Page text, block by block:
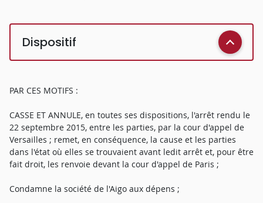
Dispositif
PAR CES MOTIFS :
CASSE ET ANNULE, en toutes ses dispositions, l'arrêt rendu le
22 septembre 2015, entre les parties, par la cour d'appel de
Versailles ; remet, en conséquence, la cause et les parties
dans l'état où elles se trouvaient avant ledit arrêt et, pour être
fait droit, les renvoie devant la cour d'appel de Paris ;
Condamne la société de l'Aigo aux dépens ;